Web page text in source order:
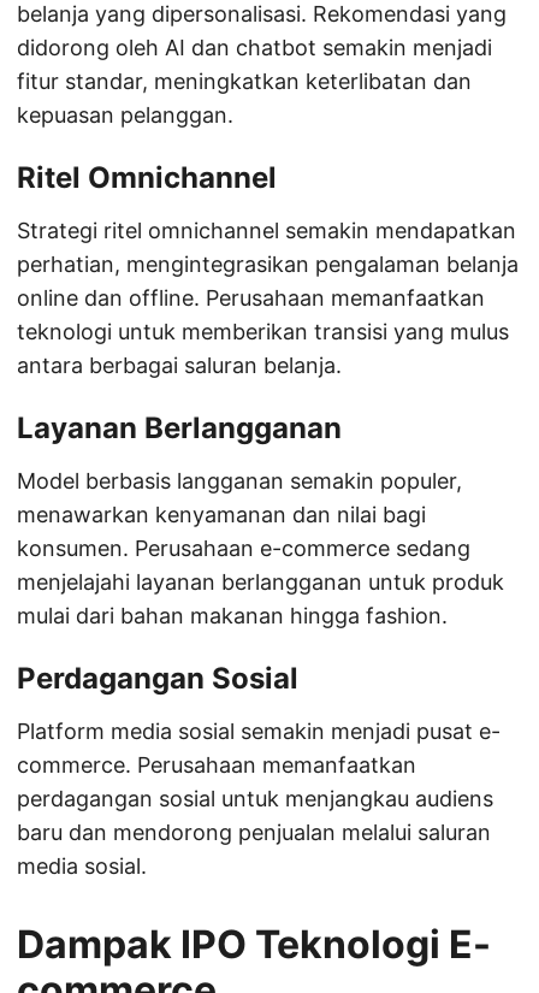
belanja yang dipersonalisasi. Rekomendasi yang
didorong oleh AI dan chatbot semakin menjadi
fitur standar, meningkatkan keterlibatan dan
kepuasan pelanggan.
Ritel Omnichannel
Strategi ritel omnichannel semakin mendapatkan
perhatian, mengintegrasikan pengalaman belanja
online dan offline. Perusahaan memanfaatkan
teknologi untuk memberikan transisi yang mulus
antara berbagai saluran belanja.
Layanan Berlangganan
Model berbasis langganan semakin populer,
menawarkan kenyamanan dan nilai bagi
konsumen. Perusahaan e-commerce sedang
menjelajahi layanan berlangganan untuk produk
mulai dari bahan makanan hingga fashion.
Perdagangan Sosial
Platform media sosial semakin menjadi pusat e-
commerce. Perusahaan memanfaatkan
perdagangan sosial untuk menjangkau audiens
baru dan mendorong penjualan melalui saluran
media sosial.
Dampak IPO Teknologi E-